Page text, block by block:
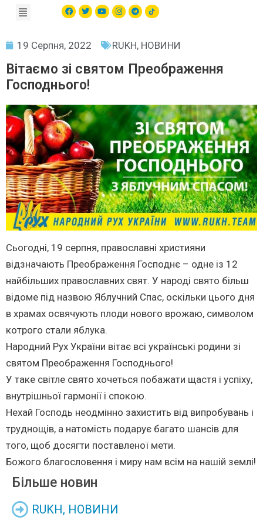
19 Серпня, 2022 RUKH, НОВИНИ
Вітаємо зі святом Преображення
Господнього!
Сьогодні, 19 серпня, православні християни
відзначають Преображення Господнє – одне із 12
найбільших православних свят. У народі свято більш
відоме під назвою Яблучний Спас, оскільки цього дня
в храмах освячують плоди нового врожаю, символом
котрого стали яблука.
Народний Рух України вітає всі українські родини зі
святом Преображення Господнього!
У таке світле свято хочеться побажати щастя і успіху,
внутрішньої гармонії і спокою.
Нехай Господь неодмінно захистить від випробувань і
труднощів, а натомість подарує багато шансів для
того, щоб досягти поставленої мети.
Божого благословення і миру нам всім на нашій землі!
Більше новин
RUKH, НОВИНИ